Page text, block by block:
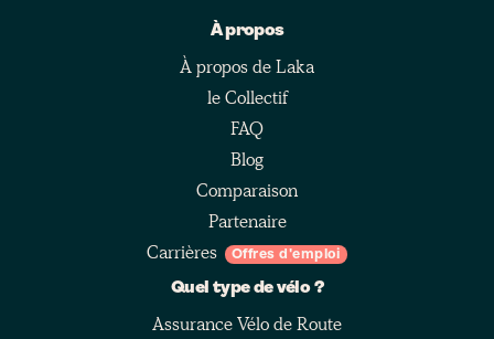
À propos
À propos de Laka
le Collectif
FAQ
Blog
Comparaison
Partenaire
Carrières
Offres d'emploi
Quel type de vélo ?
Assurance Vélo de Route